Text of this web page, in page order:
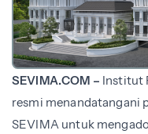
SEVIMA.COM – Institut
resmi menandatangani
SEVIMA untuk